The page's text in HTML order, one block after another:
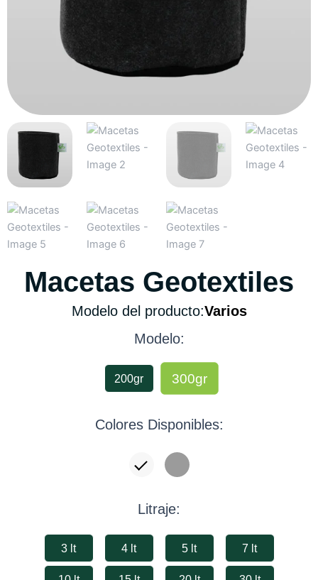
Macetas Geotextiles
Modelo del producto:Varios
Modelo:
200gr 300gr
Colores Disponibles:
Litraje:
3 lt 4 lt 5 lt 7 lt
cantidad